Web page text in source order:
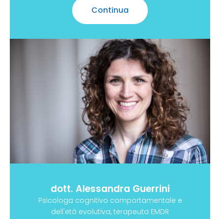
Continua
dott. Alessandra Guerrini
Psicologa cognitivo comportamentale e
dell'età evolutiva, terapeuta EMDR